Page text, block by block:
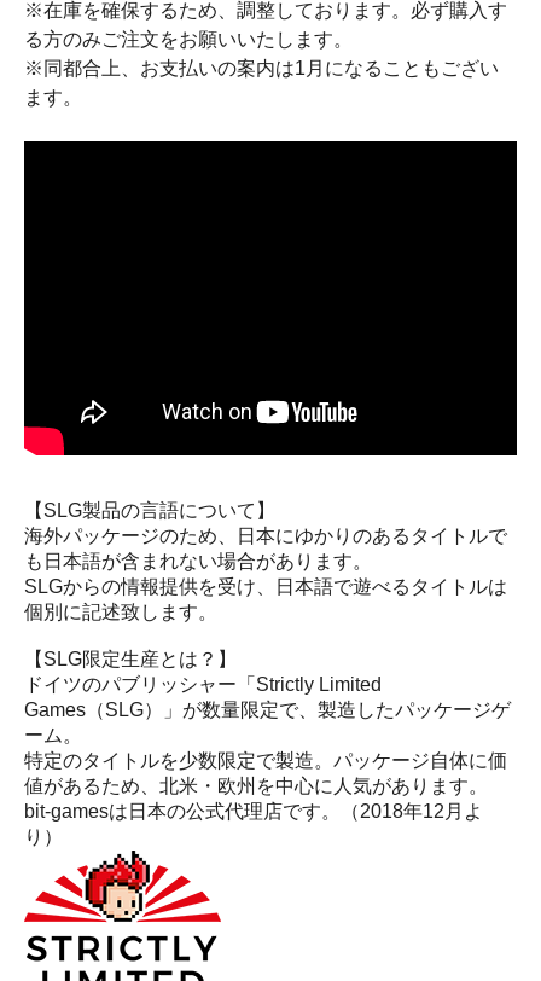
※在庫を確保するため、調整しております。必ず購入す
る方のみご注文をお願いいたします。
※同都合上、お支払いの案内は1月になることもござい
ます。
【SLG製品の言語について】
海外パッケージのため、日本にゆかりのあるタイトルで
も日本語が含まれない場合があります。
SLGからの情報提供を受け、日本語で遊べるタイトルは
個別に記述致します。
【SLG限定生産とは？】
ドイツのパブリッシャー「Strictly Limited
Games（SLG）」が数量限定で、製造したパッケージゲ
ーム。
特定のタイトルを少数限定で製造。パッケージ自体に価
値があるため、北米・欧州を中心に人気があります。
bit-gamesは日本の公式代理店です。（2018年12月よ
り）